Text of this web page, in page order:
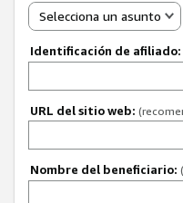
Selecciona un asunto
Identificación de afiliado:
URL del sitio web:
Nombre del beneficiario: